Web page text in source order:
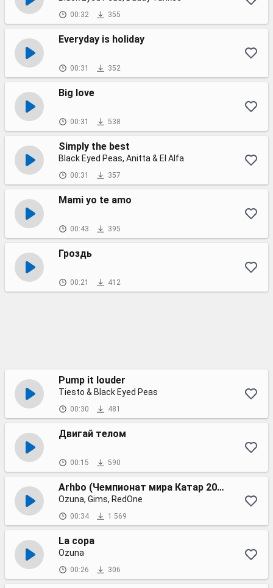
00:32 355
Everyday is holiday
00:31 352
Big love
00:31 538
Simply the best
Black Eyed Peas, Anitta & El Alfa
00:31 357
Mami yo te amo
00:43 395
Гроздь
00:21 412
Pump it louder
Tiesto & Black Eyed Peas
00:30 481
Двигай телом
00:15 590
Arhbo (Чемпионат мира Катар 2022)
Ozuna, Gims, RedOne
00:34 1 569
La copa
Ozuna
00:26 306